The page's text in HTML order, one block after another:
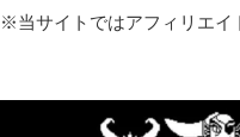
※当サイトではアフィリエイ